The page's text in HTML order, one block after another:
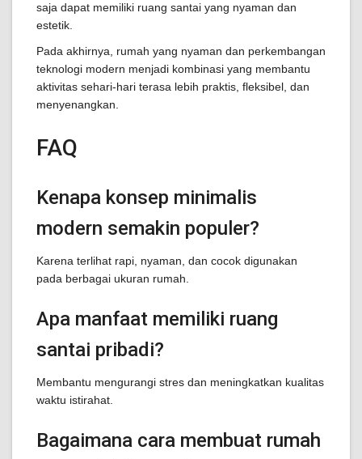
saja dapat memiliki ruang santai yang nyaman dan
estetik.
Pada akhirnya, rumah yang nyaman dan perkembangan
teknologi modern menjadi kombinasi yang membantu
aktivitas sehari-hari terasa lebih praktis, fleksibel, dan
menyenangkan.
FAQ
Kenapa konsep minimalis
modern semakin populer?
Karena terlihat rapi, nyaman, dan cocok digunakan
pada berbagai ukuran rumah.
Apa manfaat memiliki ruang
santai pribadi?
Membantu mengurangi stres dan meningkatkan kualitas
waktu istirahat.
Bagaimana cara membuat rumah